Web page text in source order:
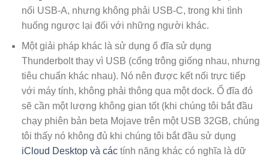
nối USB-A, nhưng không phải USB-C, trong khi tình
huống ngược lại đối với những người khác.
Một giải pháp khác là sử dụng ổ đĩa sử dụng
Thunderbolt thay vì USB (cổng trông giống nhau, nhưng
tiêu chuẩn khác nhau). Nó nên được kết nối trực tiếp
với máy tính, không phải thông qua một dock. Ổ đĩa đó
sẽ cần một lượng không gian tốt (khi chúng tôi bắt đầu
chạy phiên bản beta Mojave trên một USB 32GB, chúng
tôi thấy nó không đủ khi chúng tôi bắt đầu sử dụng
iCloud Desktop và cáctính năng khác có nghĩa là dữ